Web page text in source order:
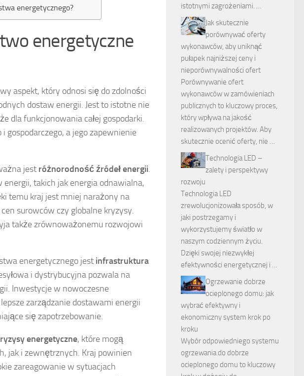
energetycznego?
energetyczne
aspekt, który odnosi się do zdolności
dostaw energii. Jest to istotne nie
dla funkcjonowania całej gospodarki.
gospodarczego, a jego zapewnienie
jest różnorodność źródeł energii.
takich jak energia odnawialna,
temu kraj jest mniej narażony na
surowców czy globalne kryzysy.
także zrównoważonemu rozwojowi
energetycznego jest infrastruktura
i dystrybucyjna pozwala na
Inwestycje w nowoczesne
zarządzanie dostawami energii
się zapotrzebowanie.
energetyczne, które mogą
jak i zewnętrznych. Kraj powinien
zareagowanie w sytuacjach
istotnymi zagrożeniami. …
Jak skutecznie
porównywać oferty
wykonawców, aby uniknąć
pułapek najniższej ceny i
nieporównywalności ofert
Porównywanie ofert
wykonawców w zamówieniach
publicznych to kluczowy proces,
który wpływa na jakość
realizowanych projektów. Aby
skutecznie ocenić oferty, nie …
Technologia LED –
zalety i perspektywy
rozwoju
Technologia LED
zrewolucjonizowała sposób, w
jaki postrzegamy i
wykorzystujemy światło w
naszym codziennym życiu.
Dzięki swojej niezwykłej
efektywności energetycznej i …
Ogrzewanie dobrze
ocieplonego domu: jak
wybrać efektywny i
ekonomiczny system krok po
kroku
Wybór odpowiedniego systemu
ogrzewania do dobrze
ocieplonego domu to kluczowy